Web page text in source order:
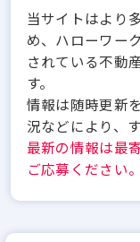
当サイトはより
め、ハローワー
されている不動
す。
情報は随時更新
況などにより、
最新の情報は最
ご応募ください。